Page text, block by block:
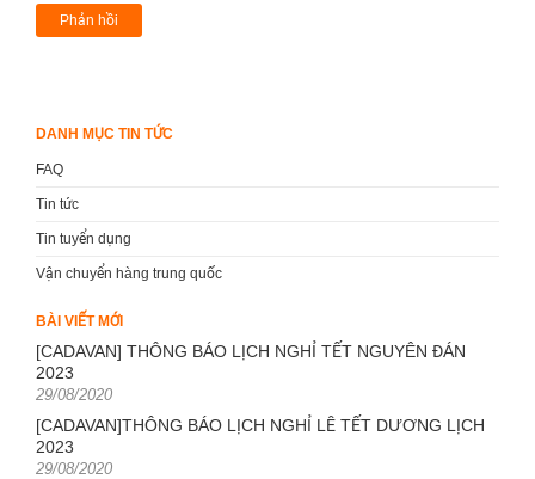
DANH MỤC TIN TỨC
FAQ
Tin tức
Tin tuyển dụng
Vận chuyển hàng trung quốc
BÀI VIẾT MỚI
[CADAVAN] THÔNG BÁO LỊCH NGHỈ TẾT NGUYÊN ĐÁN
2023
Posted
29/08/2020
[CADAVAN]THÔNG BÁO LỊCH NGHỈ LỄ TẾT DƯƠNG LỊCH
2023
Posted
29/08/2020